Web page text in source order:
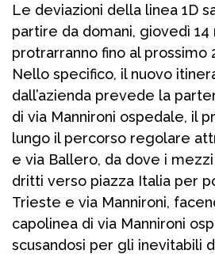
Le deviazioni della linea 1D
partire da domani, giovedì 14
protrarranno fino al prossimo
Nello specifico, il nuovo
dall’azienda prevede la
di via Mannironi ospedale, il
lungo il percorso regolare
e via Ballero, da dove i
dritti verso piazza Italia per
Trieste e via Mannironi,
capolinea di via Mannironi
scusandosi per gli inevitabili